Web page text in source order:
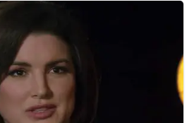
Rosnah Razali, 48, berkata
itu sepatutnya
pada Januari depan dan
dilakukan.
baik dan tidak pernah melawan